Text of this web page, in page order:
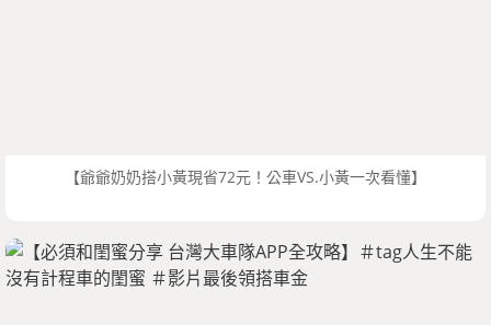
【爺爺奶奶搭小黃現省72元！公車VS.小黃一次看懂】